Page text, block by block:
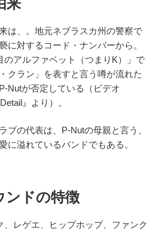
は、。地元ネブラスカ州の警察で
に対するコード・ナンバーから。
のアルファベット（つまりK）」で
クラン」を表すと言う噂が流れた
Nutが否定している（ビデオ
』より）。
ブの代表は、P-Nutの母親と言う、
に溢れているバンドでもある。
ンドの特徴
、レゲエ、ヒップホップ、ファンク